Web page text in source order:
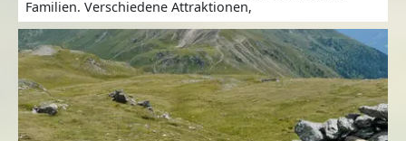
Familien. Verschiedene Attraktionen,